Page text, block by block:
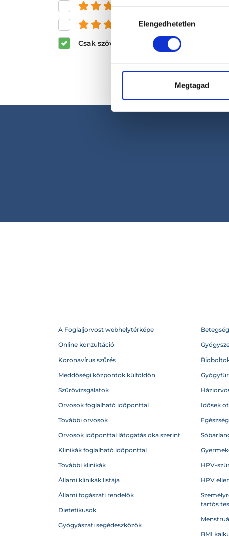
Hozzájárulás
kiválasztásaElengedhetetlen
Megtagad
és felette
és felette
Csak szöveges értékelések megjelenítése
A Foglaljorvost webhelytérképe
Online konzultáció
Koronavírus szűrés
Meddőségi központok külföldön
Szűrővizsgálatok
Orvosok foglalható időponttal
További orvosok
Orvosok időponttal látogatás oka szerint
Klinikák foglalható időponttal
További klinikák
Állami klinikák listája
Állami fogászati rendelők
Dietetikusok
Gyógyászati segédeszközök
Idősek
HPV-
HPV
tartós
BMI